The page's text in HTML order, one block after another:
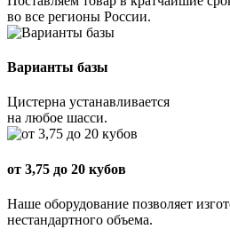
во все регионы России.
Варианты базы
Цистерна устанавливается
на любое шасси.
от 3,75 до 20 кубов
Наше оборудование позволяет
нестандартного объема.